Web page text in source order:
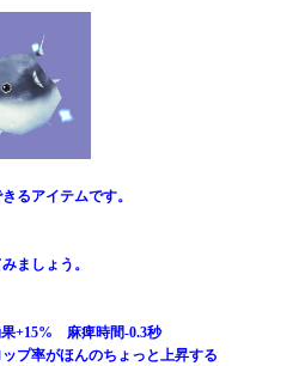
るアイテムです。
ましょう。
+15% 麻痺時間-0.3秒
プ率がほんのちょっと上昇する